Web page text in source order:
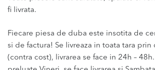
fi livrata.
Fiecare piesa de duba este insotita de
si de factura! Se livreaza in toata tara prin
(contra cost), livrarea se face in 24h –